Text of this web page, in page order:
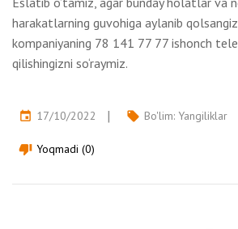
harakatlarning guvohiga aylanib
kompaniyaning 78 141 77 77 ishonch
qilishingizni so‘raymiz.
event 17/10/2022 local_offer Bo'lim: Yangiliklar
thumb_down Yoqmadi (0)